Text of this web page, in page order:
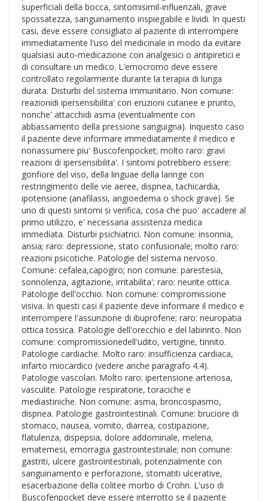
superficiali della bocca, sintomisimil-influenzali, grave
spossatezza, sanguinamento inspiegabile e lividi. In questi
casi, deve essere consigliato al paziente di interrompere
immediatamente l'uso del medicinale in modo da evitare
qualsiasi auto-medicazione con analgesici o antipiretici e
di consultare un medico. L'emocromo deve essere
controllato regolarmente durante la terapia di lunga
durata. Disturbi del sistema immunitario. Non comune:
reazionidi ipersensibilita' con eruzioni cutanee e prurito,
nonche' attacchidi asma (eventualmente con
abbassamento della pressione sanguigna). Inquesto caso
il paziente deve informare immediatamente il medico e
nonassumere piu' Buscofenpocket; molto raro: gravi
reazioni di ipersensibilita'. I sintomi potrebbero essere:
gonfiore del viso, della linguae della laringe con
restringimento delle vie aeree, dispnea, tachicardia,
ipotensione (anafilassi, angioedema o shock grave). Se
uno di questi sintomi si verifica, cosa che puo' accadere al
primo utilizzo, e' necessaria assistenza medica
immediata. Disturbi psichiatrici. Non comune: insonnia,
ansia; raro: depressione, stato confusionale; molto raro:
reazioni psicotiche. Patologie del sistema nervoso.
Comune: cefalea,capogiro; non comune: parestesia,
sonnolenza, agitazione, irritabilita'; raro: neurite ottica.
Patologie dell'occhio. Non comune: compromissione
visiva. In questi casi il paziente deve informare il medico e
interrompere l'assunzione di ibuprofene; raro: neuropatia
ottica tossica. Patologie dell'orecchio e del labirinto. Non
comune: compromissionedell'udito, vertigine, tinnito.
Patologie cardiache. Molto raro: insufficienza cardiaca,
infarto miocardico (vedere anche paragrafo 4.4).
Patologie vascolari. Molto raro: ipertensione arteriosa,
vasculite. Patologie respiratorie, toraciche e
mediastiniche. Non comune: asma, broncospasmo,
dispnea. Patologie gastrointestinali. Comune: bruciore di
stomaco, nausea, vomito, diarrea, costipazione,
flatulenza, dispepsia, dolore addominale, melena,
ematemesi, emorragia gastrointestinale; non comune:
gastriti, ulcere gastrointestinali, potenzialmente con
sanguinamento e perforazione, stomatiti ulcerative,
esacerbazione della colitee morbo di Crohn. L'uso di
Buscofenpocket deve essere interrotto se il paziente